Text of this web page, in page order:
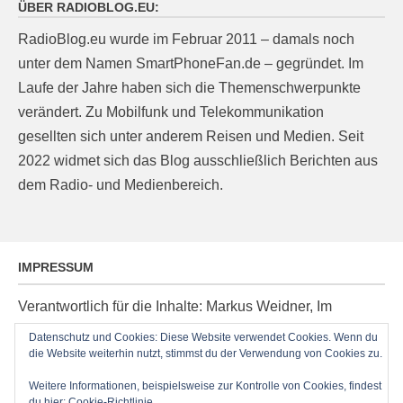
ÜBER RADIOBLOG.EU:
RadioBlog.eu wurde im Februar 2011 – damals noch
unter dem Namen SmartPhoneFan.de – gegründet. Im
Laufe der Jahre haben sich die Themenschwerpunkte
verändert. Zu Mobilfunk und Telekommunikation
gesellten sich unter anderem Reisen und Medien. Seit
2022 widmet sich das Blog ausschließlich Berichten aus
dem Radio- und Medienbereich.
IMPRESSUM
Verantwortlich für die Inhalte: Markus Weidner, Im
Ziegelacker 20, D-63599 Biebergemünd, E-Mail:
post@radioblog.eu
Technik und Administration: Thomas Michel
Datenschutz und Cookies: Diese Website verwendet Cookies. Wenn du
die Website weiterhin nutzt, stimmst du der Verwendung von Cookies zu.
Weitere Informationen, beispielsweise zur Kontrolle von Cookies, findest